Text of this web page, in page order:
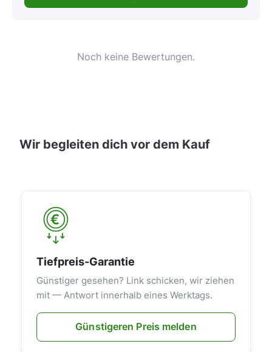
Noch keine Bewertungen.
Wir begleiten dich vor dem Kauf
Tiefpreis-Garantie
Günstiger gesehen? Link schicken, wir ziehen
mit — Antwort innerhalb eines Werktags.
Günstigeren Preis melden